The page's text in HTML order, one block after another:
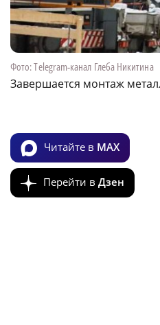
Фото: Telegram-канал Глеба Никитина
Завершается монтаж
Читайте в MAX
Перейти в Дзен